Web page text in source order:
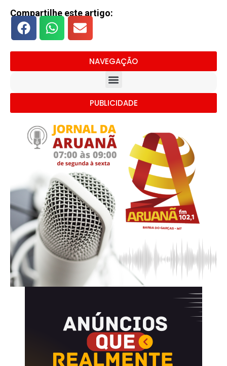
Compartilhe este artigo:
NAVEGAÇÃO
PUBLICIDADE